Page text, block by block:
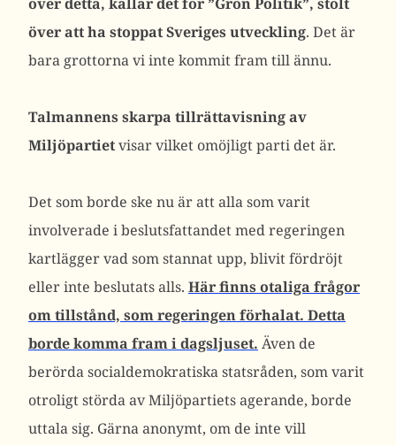
över att ha stoppat Sveriges utveckling. Det är
bara grottorna vi inte kommit fram till ännu.
Talmannens skarpa tillrättavisning av
Miljöpartietvisar vilket omöjligt parti det är.
Det som borde ske nu är att alla som varit
involverade i beslutsfattandet med regeringen
kartlägger vad som stannat upp, blivit fördröjt
eller inte beslutats alls. Här finns otaliga frågor
om tillstånd, som regeringen förhalat. Detta
borde komma fram i dagsljuset. Även de
berörda socialdemokratiska statsråden, som varit
otroligt störda av Miljöpartiets agerande, borde
uttala sig. Gärna anonymt, om de inte vill